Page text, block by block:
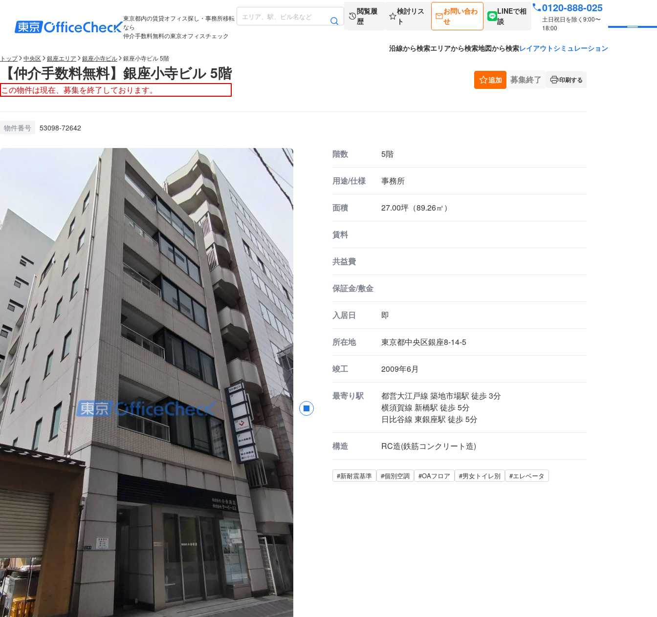
東京都内の賃貸オフィス探し・事務所移転
なら
仲介手数料無料の東京オフィスチェック
閲覧履
歴
検討リス
ト
お問い合わ
せ
LINEで相
談
0120-888-025
土日祝日を除く9:00〜
18:00
沿線から検索エリアから検索地図から検索レイアウトシミュレーション
トップ 中央区 銀座エリア 銀座小寺ビル 銀座小寺ビル 5階
【仲介手数料無料】銀座小寺ビル 5階
この物件は現在、募集を終了しております。
追加 募集終了 印刷する
物件番号 53098-72642
階数 5階
用途/仕様 事務所
面積 27.00坪（89.26㎡）
賃料
共益費
保証金/敷金
入居日 即
所在地 東京都中央区銀座8-14-5
竣工 2009年6月
最寄り駅
都営大江戸線 築地市場駅 徒歩 3分
横須賀線 新橋駅 徒歩 5分
日比谷線 東銀座駅 徒歩 5分
構造 RC造(鉄筋コンクリート造)
#新耐震基準 #個別空調 #OAフロア #男女トイレ別 #エレベータ